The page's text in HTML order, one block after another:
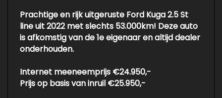
Prachtige en rijk uitgeruste Ford Kuga 2.5 St
line uit 2022 met slechts 53.000km! Deze auto
is afkomstig van de 1e eigenaar en altijd dealer
onderhouden.
Internet meeneemprijs €24.950,-
Prijs op basis van inruil €25.950,-